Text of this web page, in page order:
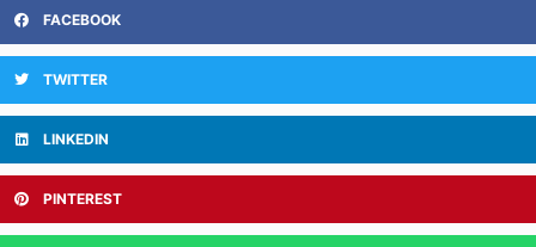
FACEBOOK
TWITTER
LINKEDIN
PINTEREST